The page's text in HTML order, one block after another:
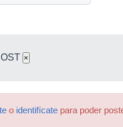
×
o identifícate para poder